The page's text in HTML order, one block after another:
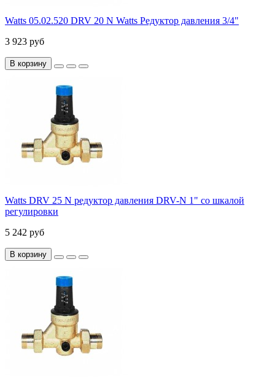
Watts 05.02.520 DRV 20 N Watts Редуктор давления 3/4"
3 923 руб
В корзину
Watts DRV 25 N редуктор давления DRV-N 1" со шкалой
регулировки
5 242 руб
В корзину